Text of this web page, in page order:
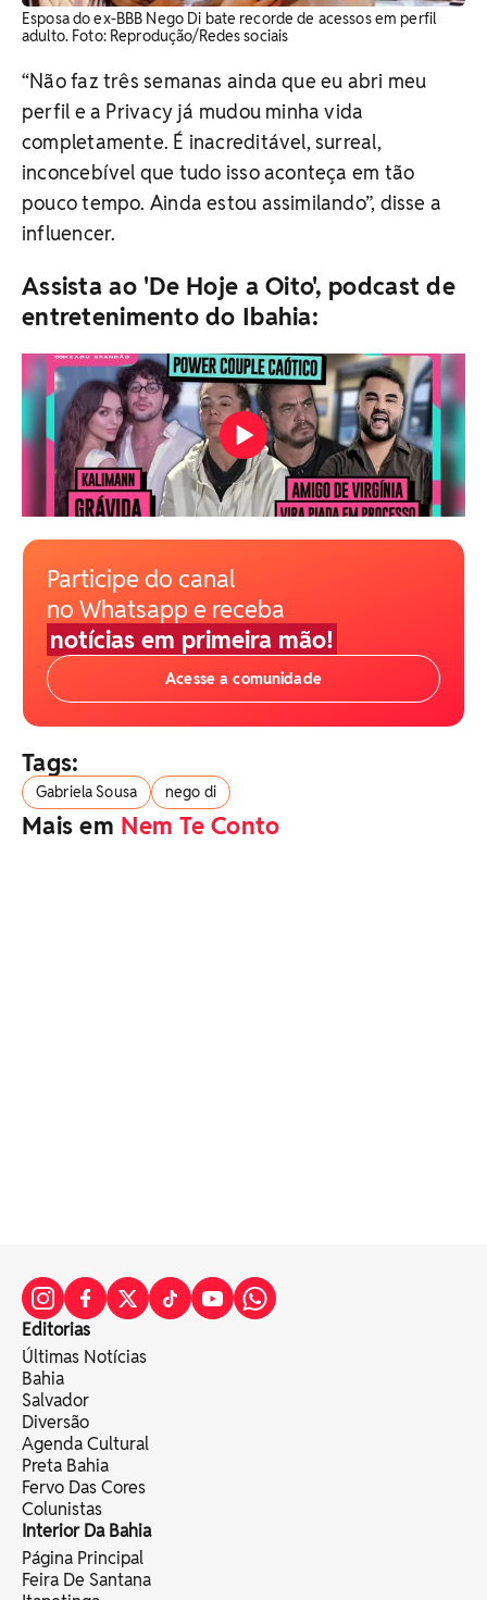
Esposa do ex-BBB Nego Di bate recorde de acessos em perfil
adulto. Foto: Reprodução/Redes sociais
“Não faz três semanas ainda que eu abri meu
perfil e a Privacy já mudou minha vida
completamente. É inacreditável, surreal,
inconcebível que tudo isso aconteça em tão
pouco tempo. Ainda estou assimilando”, disse a
influencer.
Assista ao 'De Hoje a Oito', podcast de
entretenimento do Ibahia:
Participe do canal
no Whatsapp e receba
notícias em primeira mão!
Acesse a comunidade
Tags:
Gabriela Sousa nego di
Mais em Nem Te Conto
Editorias
Últimas Notícias
Bahia
Salvador
Diversão
Agenda Cultural
Preta Bahia
Fervo Das Cores
Colunistas
Interior Da Bahia
Página Principal
Feira De Santana